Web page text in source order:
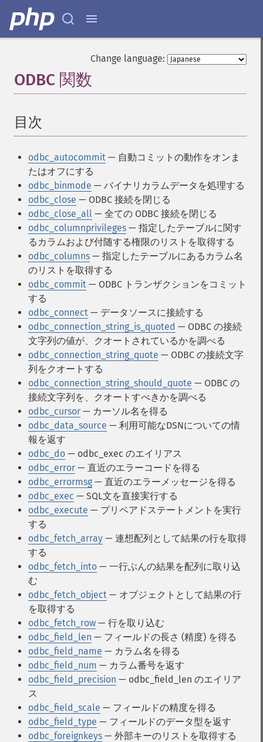
Change language:
ODBC 関数
目次
odbc_autocommit — 自動コミットの動作をオンま
たはオフにする
odbc_binmode — バイナリカラムデータを処理する
odbc_close — ODBC 接続を閉じる
odbc_close_all — 全ての ODBC 接続を閉じる
odbc_columnprivileges — 指定したテーブルに関す
るカラムおよび付随する権限のリストを取得する
odbc_columns — 指定したテーブルにあるカラム名
のリストを取得する
odbc_commit — ODBC トランザクションをコミット
する
odbc_connect — データソースに接続する
odbc_connection_string_is_quoted — ODBC の接続
文字列の値が、クオートされているかを調べる
odbc_connection_string_quote — ODBC の接続文字
列をクオートする
odbc_connection_string_should_quote — ODBC の
接続文字列を、クオートすべきかを調べる
odbc_cursor — カーソル名を得る
odbc_data_source — 利用可能なDSNについての情
報を返す
odbc_do — odbc_exec のエイリアス
odbc_error — 直近のエラーコードを得る
odbc_errormsg — 直近のエラーメッセージを得る
odbc_exec — SQL文を直接実行する
odbc_execute — プリペアドステートメントを実行
する
odbc_fetch_array — 連想配列として結果の行を取得
する
odbc_fetch_into — 一行ぶんの結果を配列に取り込
む
odbc_fetch_object — オブジェクトとして結果の行
を取得する
odbc_fetch_row — 行を取り込む
odbc_field_len — フィールドの長さ (精度) を得る
odbc_field_name — カラム名を得る
odbc_field_num — カラム番号を返す
odbc_field_precision — odbc_field_len のエイリア
ス
odbc_field_scale — フィールドの精度を得る
odbc_field_type — フィールドのデータ型を返す
odbc_foreignkeys — 外部キーのリストを取得する